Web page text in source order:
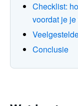
Checklist:
voordat je
Conclusie